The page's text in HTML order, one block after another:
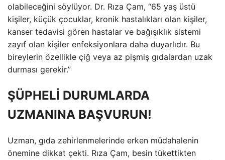
olabileceğini söylüyor. Dr. Rıza Çam, “65 yaş üstü
kişiler, küçük çocuklar, kronik hastalıkları olan kişiler,
kanser tedavisi gören hastalar ve bağışıklık sistemi
zayıf olan kişiler enfeksiyonlara daha duyarlıdır. Bu
bireylerin özellikle çiğ veya az pişmiş gıdalardan uzak
durması gerekir.”
ŞÜPHELİ DURUMLARDA
UZMANINA BAŞVURUN!
Uzman, gıda zehirlenmelerinde erken müdahalenin
önemine dikkat çekti. Rıza Çam, besin tükettikten